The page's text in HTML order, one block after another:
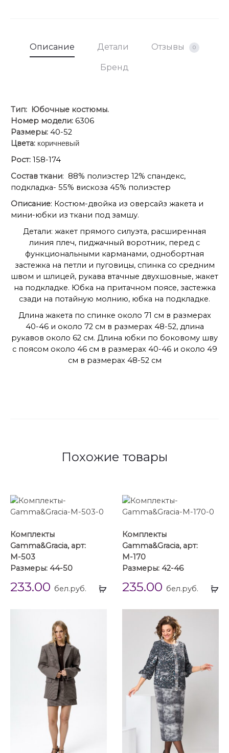
Описание Детали Отзывы 0
Бренд
Тип: Юбочные костюмы.
Номер модели: 6306
Размеры: 40-52
Цвета: коричневый
Рост: 158-174
Состав ткани: 88% полиэстер 12% спандекс,
подкладка- 55% вискоза 45% полиэстер
Описание: Костюм-двойка из оверсайз жакета и
мини-юбки из ткани под замшу.
Детали: жакет прямого силуэта, расширенная
линия плеч, пиджачный воротник, перед с
функциональными карманами, однобортная
застежка на петли и пуговицы, спинка со средним
швом и шлицей, рукава втачные двухшовные, жакет
на подкладке. Юбка на притачном поясе, застежка
сзади на потайную молнию, юбка на подкладке.
Длина жакета по спинке около 71 см в размерах
40-46 и около 72 см в размерах 48-52, длина
рукавов около 62 см. Длина юбки по боковому шву
с поясом около 46 см в размерах 40-46 и около 49
см в размерах 48-52 см
Похожие товары
Выбрать
Комплекты
Gamma&Gracia, арт:
М-503
Размеры: 44-50
233.00 бел.руб.
Комплекты
Gamma&Gracia, арт:
М-170
Размеры: 42-46
235.00 бел.руб.